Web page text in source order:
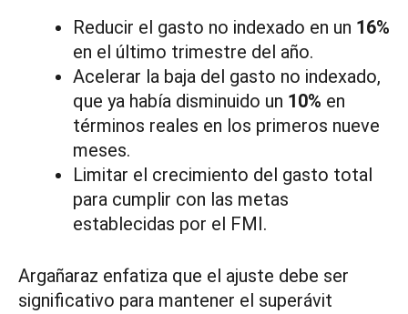
Reducir el gasto no indexado en un 16%
en el último trimestre del año.
Acelerar la baja del gasto no indexado,
que ya había disminuido un 10% en
términos reales en los primeros nueve
meses.
Limitar el crecimiento del gasto total
para cumplir con las metas
establecidas por el FMI.
Argañaraz enfatiza que el ajuste debe ser
significativo para mantener el superávit